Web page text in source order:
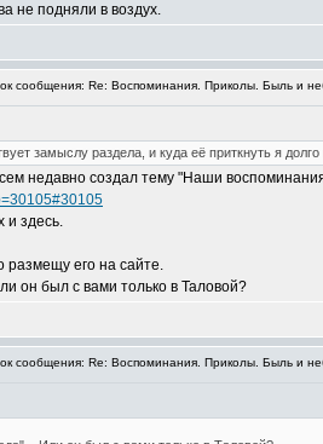
не подняли в воздух.
сообщения: Re: Воспоминания. Приколы. Быль и
замыслу раздела, и куда её приткнуть я
недавно создал тему "Наши
и здесь.
размещу его на сайте.
он был с вами только в Таловой?
сообщения: Re: Воспоминания. Приколы. Быль и